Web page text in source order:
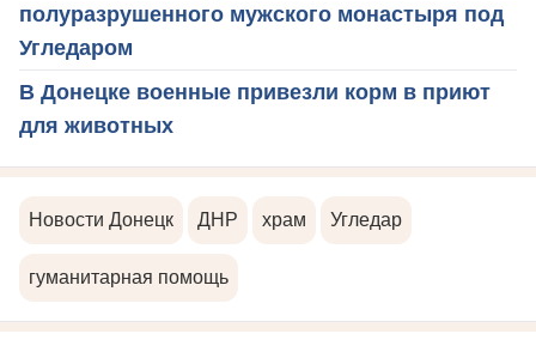
полуразрушенного мужского монастыря под
Угледаром
В Донецке военные привезли корм в приют
для животных
Новости Донецк ДНР храм Угледар
гуманитарная помощь